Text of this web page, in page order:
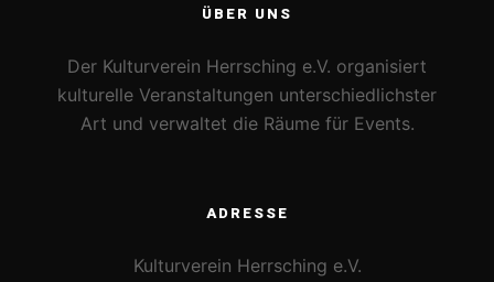
ÜBER UNS
Der Kulturverein Herrsching e.V. organisiert
kulturelle Veranstaltungen unterschiedlichster
Art und verwaltet die Räume für Events.
ADRESSE
Kulturverein Herrsching e.V.